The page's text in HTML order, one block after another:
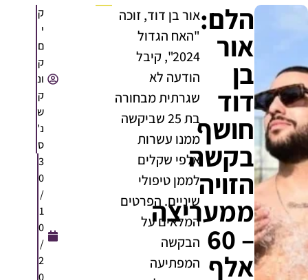
הלם:
אור
בן
דוד
חושף
בקשה
הזויה
ממעריצה
– 60
אלף
אור בן דוד, זוכה
"האח הגדול
2024", קיבל
הודעה לא
שגרתית מבחורה
בת 25 שביקשה
ממנו עשרות
אלפי שקלים
לממן טיפולי
שיניים. הפרטים
המלאים על
הבקשה
המפתיעה
ק
י
ם
ק
ונ
ק
ש
נ'
ס
3
0
/
1
0
/
2
0